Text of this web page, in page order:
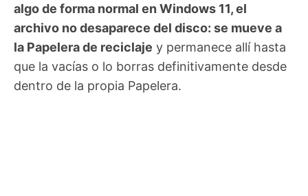
algo de forma normal en Windows 11, el
archivo no desaparece del disco: se mueve a
la Papelera de reciclaje y permanece allí hasta
que la vacías o lo borras definitivamente desde
dentro de la propia Papelera.